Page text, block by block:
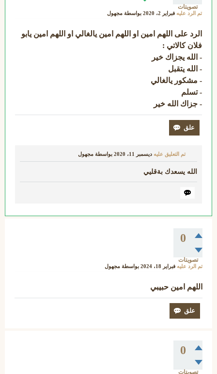
تصويتات
تم الرد عليه فبراير 2، 2020 بواسطة مجهول
الرد على اللهم امين او اللهم امين يالغالي او اللهم امين يابو
فلان كالاتي :
- الله يجزاك خير
- الله يتقبل
- مشكور يالغالي
- تسلم
- جزاك الله خير
تم التعليق عليه ديسمبر 11، 2020 بواسطة مجهول
الله يسعدك بةقليي
0
تصويتات
تم الرد عليه فبراير 18، 2024 بواسطة مجهول
اللهم امين حبيبي
0
تصويتات